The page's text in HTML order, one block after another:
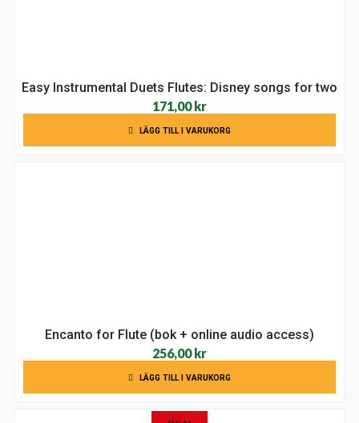
Easy Instrumental Duets Flutes: Disney songs for two
171,00kr
LÄGG TILL I VARUKORG
Encanto for Flute (bok + online audio access)
256,00kr
LÄGG TILL I VARUKORG